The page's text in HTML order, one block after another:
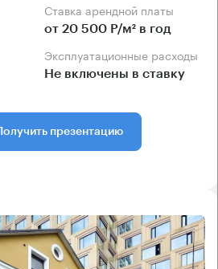
Ставка арендной платы
от 20 500 Р/м² в год
Эксплуатационные расходы
Не включены в ставку
Получить презентацию